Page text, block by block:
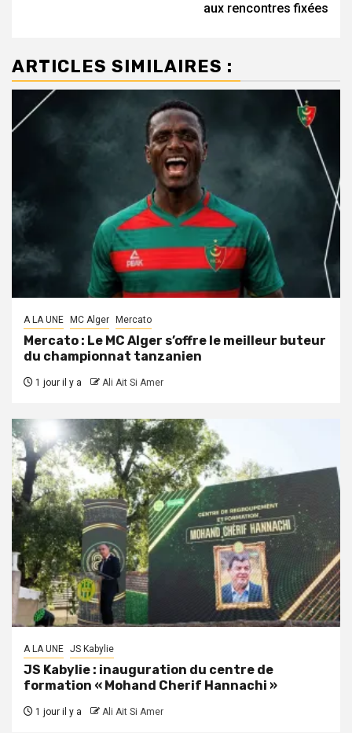
aux rencontres fixées
ARTICLES SIMILAIRES :
A LA UNE MC Alger Mercato
Mercato : Le MC Alger s’offre le meilleur buteur
du championnat tanzanien
1 jour il y a Ali Ait Si Amer
A LA UNE JS Kabylie
JS Kabylie : inauguration du centre de
formation « Mohand Cherif Hannachi »
1 jour il y a Ali Ait Si Amer